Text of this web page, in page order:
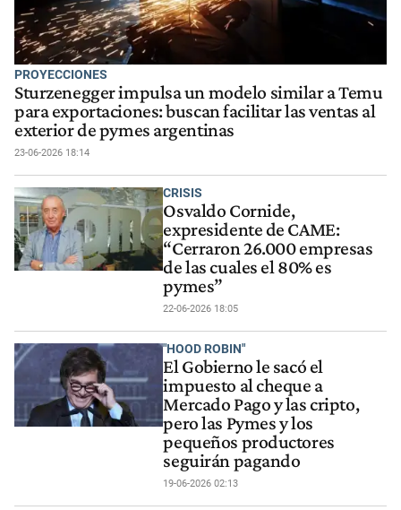
PROYECCIONES
Sturzenegger impulsa un modelo similar a Temu
para exportaciones: buscan facilitar las ventas al
exterior de pymes argentinas
23-06-2026 18:14
CRISIS
Osvaldo Cornide,
expresidente de CAME:
“Cerraron 26.000 empresas
de las cuales el 80% es
pymes”
22-06-2026 18:05
"HOOD ROBIN"
El Gobierno le sacó el
impuesto al cheque a
Mercado Pago y las cripto,
pero las Pymes y los
pequeños productores
seguirán pagando
19-06-2026 02:13